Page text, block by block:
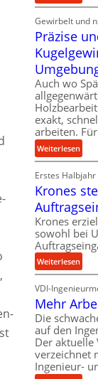
e
i
m
D
r
ü
c
k
p
r
z
e
s
s
K
u
g
l
g
e
w
i
n
d
e
r
i
e
b
u
n
d
H
y
d
r
a
u
l
i
Gewirbelt und
Präzise
Auch wo
exakt,
arbeiten.
Weiterlesen:
P
r
ä
i
s
e
u
n
a
n
g
e
Erstes
Krones
Krones
sowohl bei
Weiterlesen:
K
r
o
n
e
s
s
t
VDI-
Mehr
Die
auf den
Der
verzeichnet
Ingenieur-